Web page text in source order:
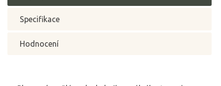
Specifikace
Hodnocení